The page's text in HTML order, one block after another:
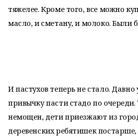
тяжелее. Кроме того, все можно
масло, и сметану, и молоко. Были
И пастухов теперь не стало.
привычку пасти стадо по очереди.
немощен, дети приезжают из
деревенских ребятишек постарше,